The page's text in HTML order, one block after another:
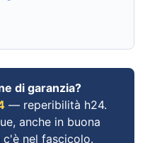
di garanzia?
— reperibilità h24.
anche in buona
nel fascicolo.